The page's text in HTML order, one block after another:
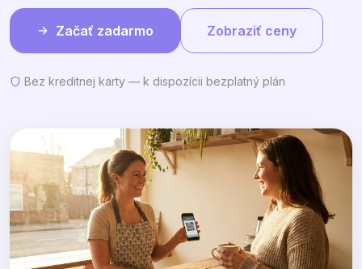
Začať zadarmo Zobraziť ceny
Bez kreditnej karty — k dispozícii bezplatný plán